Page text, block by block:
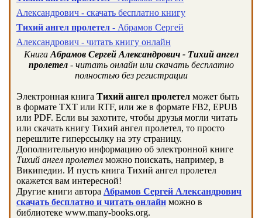
Александрович - скачать бесплатно книгу
Тихий ангел пролетел - Абрамов Сергей
Александрович - читать книгу онлайн
Книга Абрамов Сергей Александрович - Тихий ангел
пролетел- читать онлайн или скачать бесплатно
полностью без регистрации
Электронная книга Тихий ангел пролетел может быть
в формате TXT или RTF, или же в формате FB2, EPUB
или PDF. Если вы захотите, чтобы друзья могли читать
или скачать книгу Тихий ангел пролетел, то просто
перешлите гиперссылку на эту страницу.
Дополнительную информацию об электронной книге
Тихий ангел пролетел можно поискать, например, в
Википедии. И пусть книга Тихий ангел пролетел
окажется вам интересной!
Другие книги автора Абрамов Сергей Александрович
скачать бесплатно и читать онлайн можно в
библиотеке www.many-books.org.